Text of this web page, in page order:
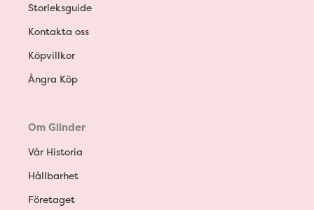
Storleksguide
Kontakta oss
Köpvillkor
Ångra Köp
Om Glinder
Vår Historia
Hållbarhet
Företaget